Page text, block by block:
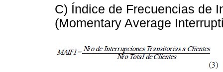
C) Índice de Frecuencias de
(Momentary Average